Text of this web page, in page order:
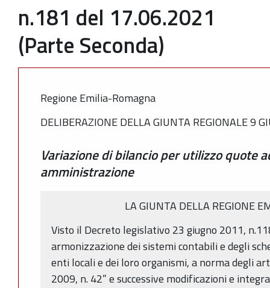
n.181 del 17.06.2021
(Parte Seconda)
Regione Emilia-Romagna
DELIBERAZIONE DELLA GIUNTA REGIONALE 9
Variazione di bilancio per utilizzo quote
amministrazione
LA GIUNTA DELLA REGIONE
Visto il Decreto legislativo 23 giugno 2011,
armonizzazione dei sistemi contabili e degli
enti locali e dei loro organismi, a norma degli
2009, n. 42” e successive modificazioni e